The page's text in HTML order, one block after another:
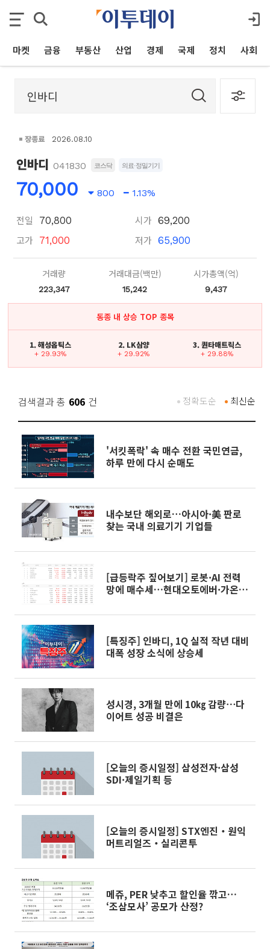
마켓 금융 부동산 산업 경제 국제 정치 사회
장종료 2026.08.10
인바디 041830 코스닥 의료·정밀기기
70,000 800 1.13%
전일 70,800
고가 71,000
시가 69,200
저가 65,900
거래량
223,347
거래대금(백만)
15,242
시가총액(억)
9,437
동종 내 상승 TOP 종목
1. 해성옵틱스
+ 29.93%
2. LK삼양
+ 29.92%
3. 퀀타매트릭스
+ 29.88%
검색결과 총 606 건 최신순
정확도순
'서킷폭락' 속 매수 전환 국민연금,
하루 만에 다시 순매도
내수보단 해외로…아시아·美 판로
찾는 국내 의료기기 기업들
[급등락주 짚어보기] 로봇·AI 전력
망에 매수세…현대오토에버·가온
[특징주] 인바디, 1Q 실적 작년 대비
대폭 성장 소식에 상승세
성시경, 3개월 만에 10㎏ 감량⋯다
이어트 성공 비결은
[오늘의 증시일정] 삼성전자·삼성
SDI·제일기획 등
[오늘의 증시일정] STX엔진‧원익
머트리얼즈‧실리콘투
메쥬, PER 낮추고 할인율 깎고…
‘조삼모사’ 공모가 산정?